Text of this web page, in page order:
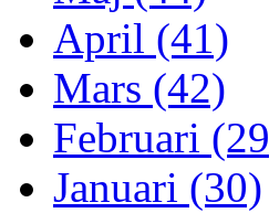
April (41)
Mars (42)
Februari
Januari (30)